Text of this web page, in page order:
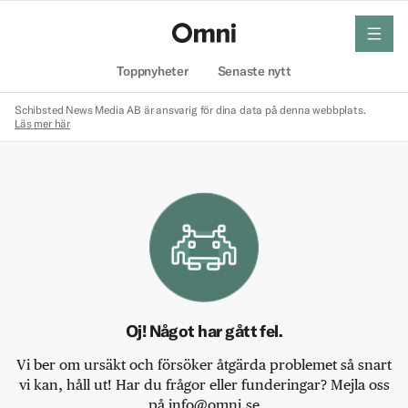
Toppnyheter Senaste nytt
meny
Schibsted News Media AB är ansvarig för dina data på denna webbplats.
Läs mer här
Oj! Något har gått fel.
Vi ber om ursäkt och försöker åtgärda problemet så snart
vi kan, håll ut! Har du frågor eller funderingar? Mejla oss